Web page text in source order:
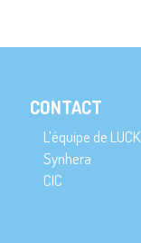
CONTACT
L’équipe de LUCK
Synhera
CIC